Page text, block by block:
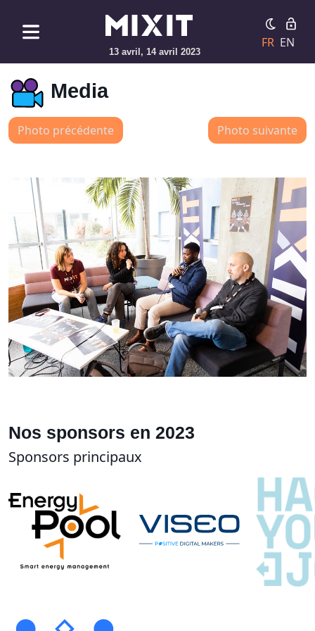
13 avril, 14 avril 2023
FR EN
Media
Photo précédente Photo suivante
Nos sponsors en 2023
Sponsors principaux